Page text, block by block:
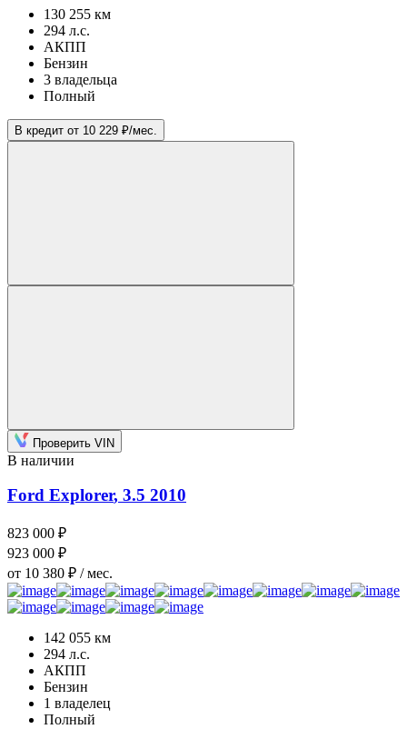
130 255 км
294 л.с.
АКПП
Бензин
3 владельца
Полный
В кредит от 10 229 ₽/мес.
Проверить VIN
В наличии
Ford Explorer, 3.5 2010
823 000 ₽
923 000 ₽
от 10 380 ₽ / мес.
142 055 км
294 л.с.
АКПП
Бензин
1 владелец
Полный